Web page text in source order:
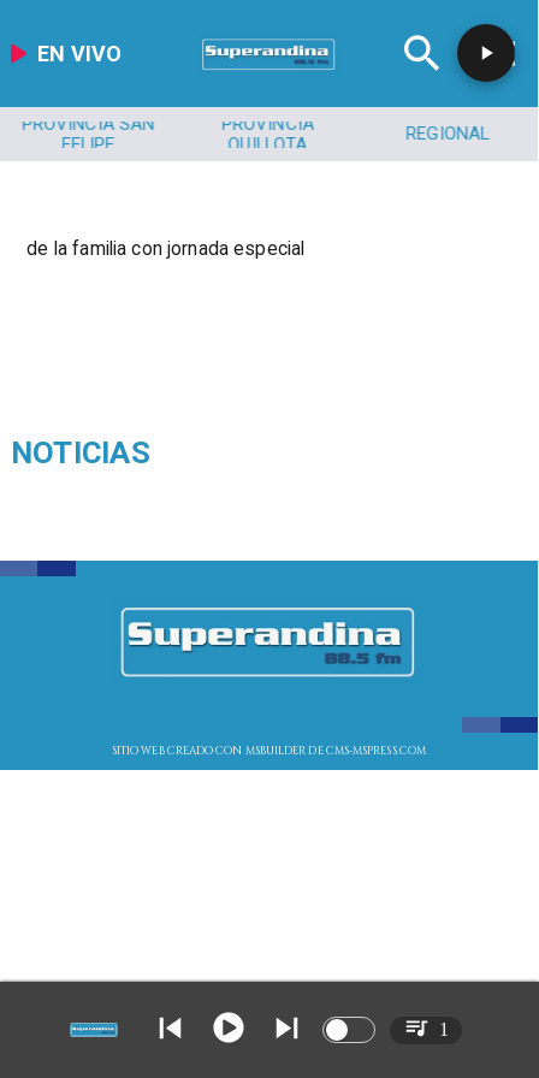
EN VIVO
PROVINCIA SAN
FELIPE
PROVINCIA
QUILLOTA
REGIONAL
de la familia con jornada especial
NOTICIAS
SITIO WEB CREADO CON MSBUILDER DE CMS-MSPRESS.COM
1